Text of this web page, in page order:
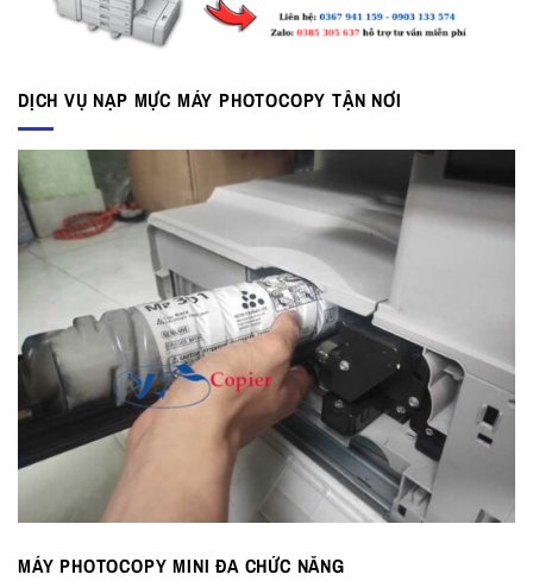
DỊCH VỤ NẠP MỰC MÁY PHOTOCOPY TẬN NƠI
MÁY PHOTOCOPY MINI ĐA CHỨC NĂNG